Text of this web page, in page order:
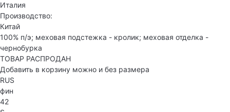
Италия
Производство:
Китай
100% п/э; меховая подстежка - кролик; меховая отделка -
чернобурка
ТОВАР РАСПРОДАН
Добавить в корзину можно и без размера
RUS
фин
42